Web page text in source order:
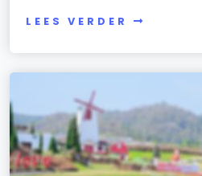
LEES VERDER